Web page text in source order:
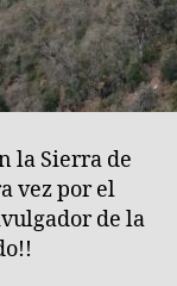
la Sierra de
vez por el
de la